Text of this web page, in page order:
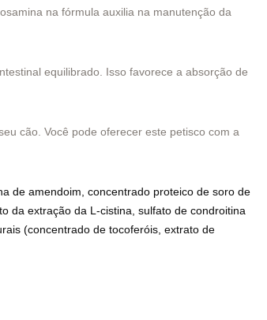
na fórmula auxilia na manutenção da
equilibrado. Isso favorece a absorção de
cão. Você pode oferecer este petisco com a
de amendoim, concentrado proteico de soro de
da extração da L-cistina, sulfato de condroitina
(concentrado de tocoferóis, extrato de